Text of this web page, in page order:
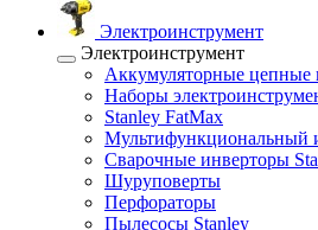
Электроинструмент
Электроинструмент
Аккумуляторные цепные
Наборы
Stanley FatMax
Мультифункциональный
Сварочные инверторы
Шуруповерты
Перфораторы
Пылесосы Stanley